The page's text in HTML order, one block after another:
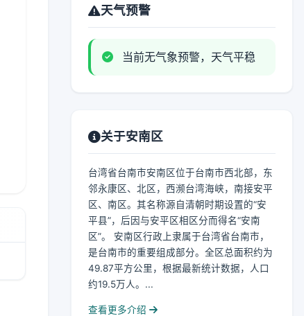
天气预警
当前无气象预警，天气平稳
关于安南区
台湾省台南市安南区位于台南市西北部，东
邻永康区、北区，西濒台湾海峡，南接安平
区、南区。其名称源自清朝时期设置的“安
平县”，后因与安平区相区分而得名“安南
区”。 安南区行政上隶属于台湾省台南市，
是台南市的重要组成部分。全区总面积约为
49.87平方公里，根据最新统计数据，人口
约19.5万人。...
查看更多介绍